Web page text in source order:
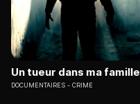
Un tueur dans ma famille
DOCUMENTAIRES CRIME